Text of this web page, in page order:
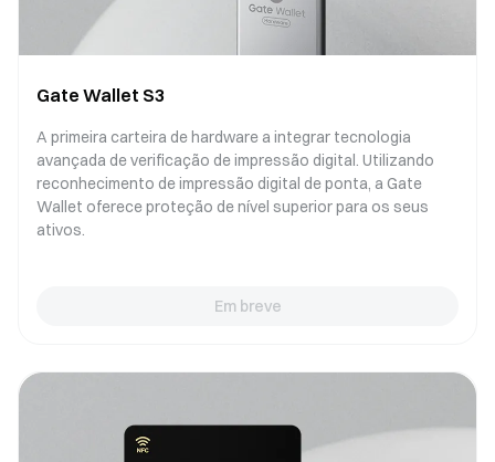
Gate Wallet S3
A primeira carteira de hardware a integrar tecnologia
avançada de verificação de impressão digital. Utilizando
reconhecimento de impressão digital de ponta, a Gate
Wallet oferece proteção de nível superior para os seus
ativos.
Em breve